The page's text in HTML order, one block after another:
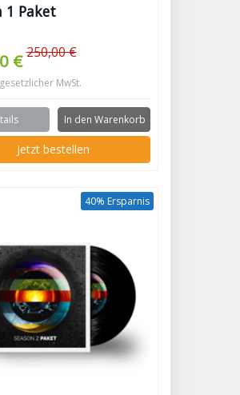
1 Paket
€250,00 €
MwSt.
In den Warenkorb
Jetzt bestellen
40% Ersparnis